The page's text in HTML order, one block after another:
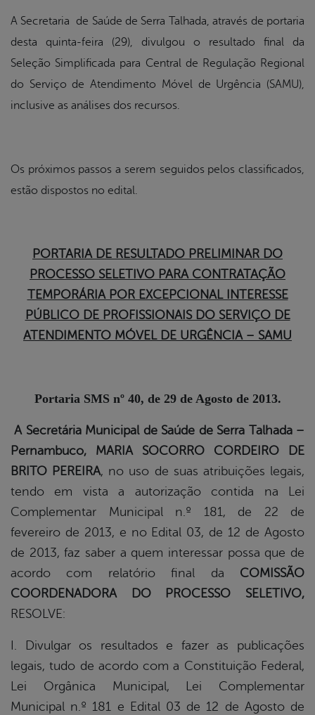
A Secretaria de Saúde de Serra Talhada, através de portaria
desta quinta-feira (29), divulgou o resultado final da
Seleção Simplificada para Central de Regulação Regional
do Serviço de Atendimento Móvel de Urgência (SAMU),
inclusive as análises dos recursos.
Os próximos passos a serem seguidos pelos classificados,
estão dispostos no edital.
PORTARIA DE RESULTADO PRELIMINAR DO
PROCESSO SELETIVO PARA CONTRATAÇÃO
TEMPORÁRIA POR EXCEPCIONAL INTERESSE
PÚBLICO DE PROFISSIONAIS DO SERVIÇO DE
ATENDIMENTO MÓVEL DE URGÊNCIA – SAMU
Portaria SMS nº 40, de 29 de Agosto de 2013.
A Secretária Municipal de Saúde de Serra Talhada –
Pernambuco, MARIA SOCORRO CORDEIRO DE
BRITO PEREIRA, no uso de suas atribuições legais,
tendo em vista a autorização contida na Lei
Complementar Municipal n.º 181, de 22 de
fevereiro de 2013, e no Edital 03, de 12 de Agosto
de 2013, faz saber a quem interessar possa que de
acordo com relatório final da COMISSÃO
COORDENADORA DO PROCESSO SELETIVO,
RESOLVE:
I. Divulgar os resultados e fazer as publicações
legais, tudo de acordo com a Constituição Federal,
Lei Orgânica Municipal, Lei Complementar
Municipal n.º 181 e Edital 03 de 12 de Agosto de